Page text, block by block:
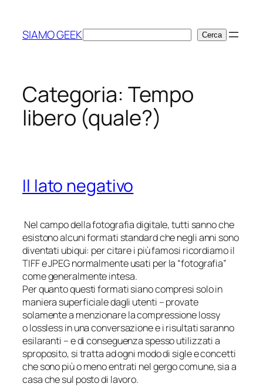
contenuto
SIAMO GEEKCerca Cerca
Categoria: Tempo
libero (quale?)
Il lato negativo
Nel campo della fotografia digitale, tutti sanno che
esistono alcuni formati standard che negli anni sono
diventati ubiqui: per citare i più famosi ricordiamo il
TIFF e JPEG normalmente usati per la “fotografia”
come generalmente intesa.
Per quanto questi formati siano compresi solo in
maniera superficiale dagli utenti – provate
solamente a menzionare la compressionelossy
olosslessin una conversazione e i risultati saranno
esilaranti – e di conseguenza spesso utilizzati a
sproposito, si tratta ad ogni modo di sigle e concetti
che sono più o meno entrati nel gergo comune, sia a
casa che sul posto di lavoro.